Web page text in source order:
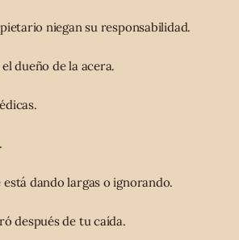
niegan su responsabilidad.
dueño de la acera.
dando largas o ignorando.
después de tu caída.